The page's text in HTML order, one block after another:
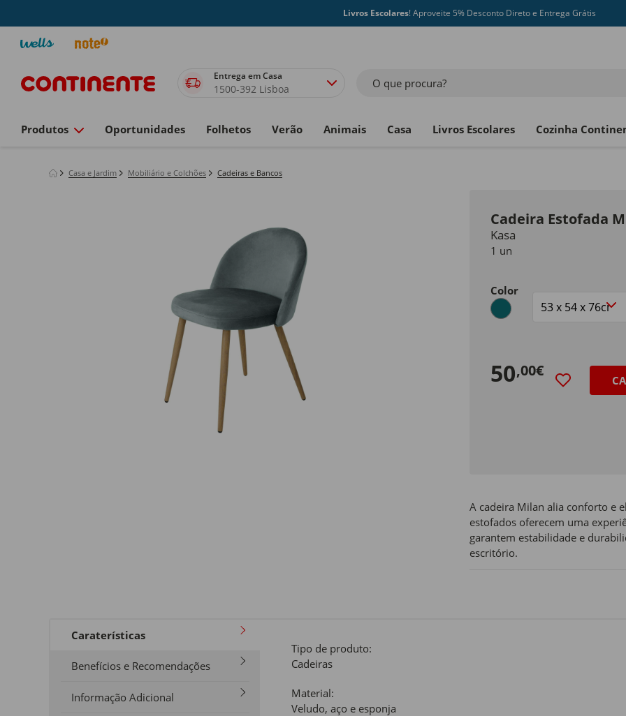
Livros Escolares! Aproveite 5% Desconto Direto e Entrega Grátis
Entrega em Casa
1500-392 Lisboa O que procura?
Produtos Oportunidades Folhetos Verão Animais Casa Livros Escolares Cozinha
Casa e Jardim Mobiliário e Colchões Cadeiras e Bancos
Cadeira Estofada
Kasa
1 un
Color
Tamanho
50,00€
A cadeira Milan alia conforto e
estofados oferecem uma
garantem estabilidade e
escritório.
Caraterísticas
Benefícios e Recomendações
Informação Adicional
Tipo de produto:
Cadeiras
Material:
Veludo, aço e esponja